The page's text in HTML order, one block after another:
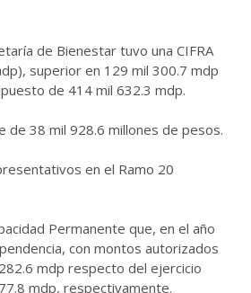
de Bienestar tuvo una CIFRA
superior en 129 mil 300.7 mdp
de 414 mil 632.3 mdp.
de 38 mil 928.6 millones de pesos.
en el Ramo 20
Permanente que, en el año
con montos autorizados
mdp respecto del ejercicio
mdp, respectivamente.